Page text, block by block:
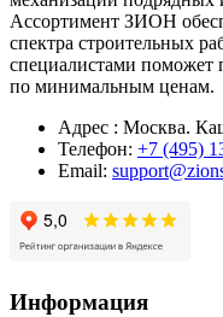
Ассортимент ЗИОН
спектра строительных
специалистами поможет
по минимальным ценам.
Адрес : Москва.
Телефон: +7 (495)
Email:
Информация